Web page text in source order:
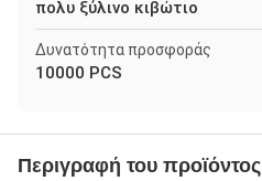
πολυ ξύλινο κιβώτιο
Δυνατότητα προσφοράς
10000 PCS
Περιγραφή του προϊόντος